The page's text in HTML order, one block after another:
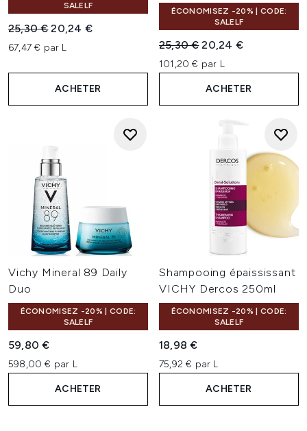
SALELF
Prix de vente :
25,30 €Prix ​​actuel :
20,24 €
67,47 € par L
ACHETER
ÉCONOMISEZ -20% | CODE:
SALELF
Prix de vente :
25,30 €Prix ​​actuel :
20,24 €
101,20 € par L
ACHETER
Vichy Mineral 89 Daily
Duo
ÉCONOMISEZ -20% | CODE:
SALELF
59,80 €
598,00 € par L
ACHETER
Shampooing épaississant
VICHY Dercos 250ml
ÉCONOMISEZ -20% | CODE:
SALELF
18,98 €
75,92 € par L
ACHETER